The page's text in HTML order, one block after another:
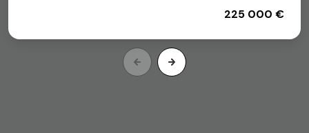
225 000 €